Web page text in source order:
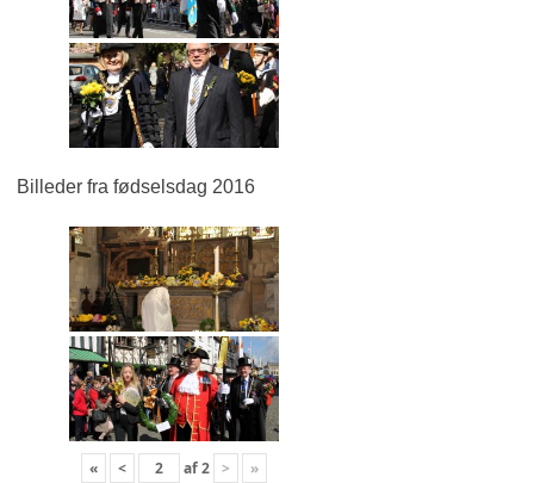
Billeder fra fødselsdag 2016
« < af2 > »